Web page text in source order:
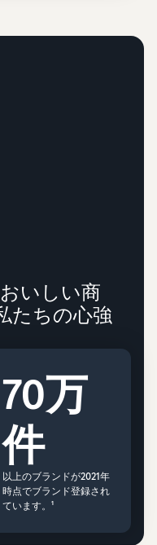
いしい商
たちの心強
70万
件
以上のブランドが2021年
時点でブランド登録され
ています。¹